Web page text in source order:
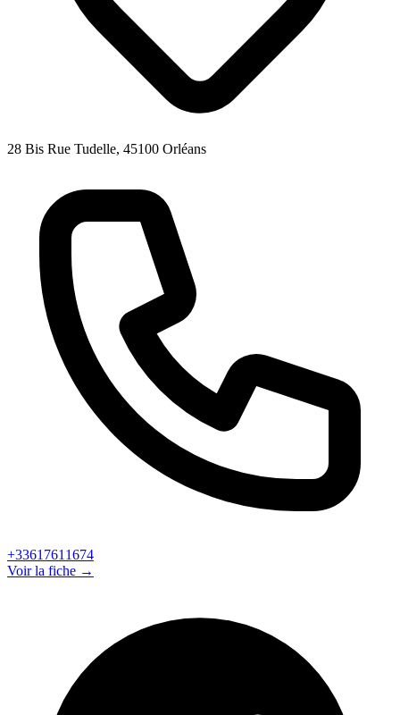
28 Bis Rue Tudelle, 45100 Orléans
+33617611674
Voir la fiche →